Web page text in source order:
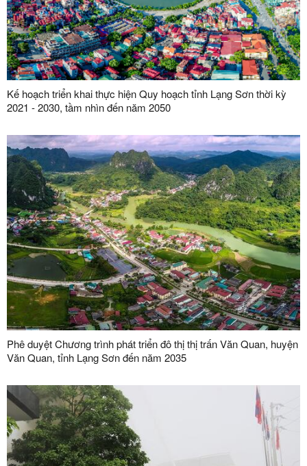
Kế hoạch triển khai thực hiện Quy hoạch tỉnh Lạng Sơn thời kỳ
2021 - 2030, tầm nhìn đến năm 2050
Phê duyệt Chương trình phát triển đô thị thị trấn Văn Quan, huyện
Văn Quan, tỉnh Lạng Sơn đến năm 2035